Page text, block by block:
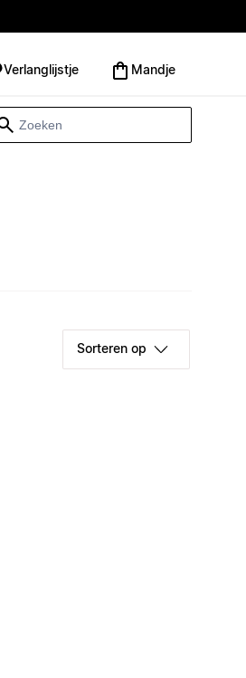
Verlanglijstje Mandje
Sorteren op